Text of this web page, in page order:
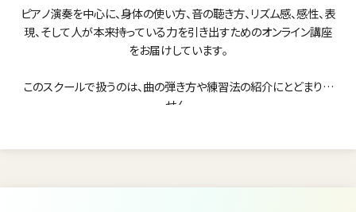
ピアノ演奏を中心に、身体の使い方、音の聴き方、リズム感、感性、表
現、そして人が本来持っている力を引き出すためのオンライン講座
をお届けしています。
このスクールで扱うのは、曲の弾き方や練習法の紹介にとどまりま
せん。